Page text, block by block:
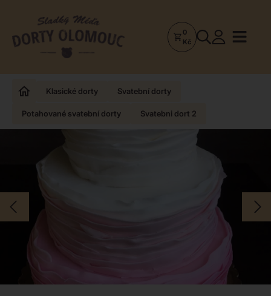
Dorty
Zakázkové
poctivá
0
Kč
Klasické dorty Svatební dorty
Potahované svatební dorty Svatebni dort 2